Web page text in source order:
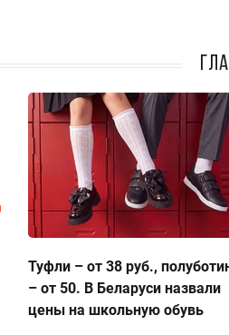
Туфли – от 38 руб.,
– от 50. В Беларуси назвали
цены на школьную обувь